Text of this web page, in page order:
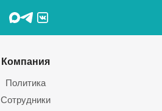
Компания
Политика
Сотрудники